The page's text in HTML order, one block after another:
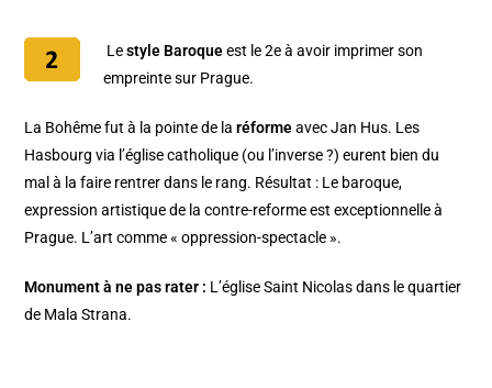
Lestyle Baroqueest le 2e à avoir imprimer son
empreinte sur Prague.
La Bohême fut à la pointe de laréformeavec Jan Hus. Les
Hasbourg via l’église catholique (ou l’inverse ?) eurent bien du
mal à la faire rentrer dans le rang. Résultat : Le baroque,
expression artistique de la contre-reforme est exceptionnelle à
Prague. L’art comme « oppression-spectacle ».
Monument à ne pas rater : L’église Saint Nicolasdans lequartier
de Mala Strana.